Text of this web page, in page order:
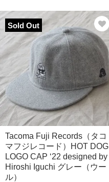
Sold Out
Tacoma Fuji Records（タコ
マフジレコード）HOT DOG
LOGO CAP ‘22 designed by
Hiroshi Iguchi グレー（ウー
ル）